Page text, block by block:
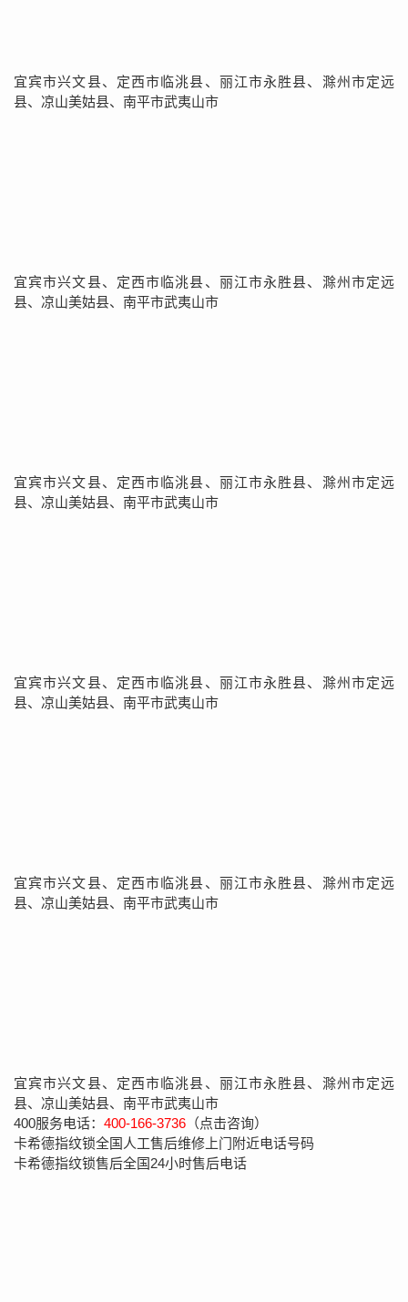
宜宾市兴文县、定西市临洮县、丽江市永胜县、滁州市定远
县、凉山美姑县、南平市武夷山市
宜宾市兴文县、定西市临洮县、丽江市永胜县、滁州市定远
县、凉山美姑县、南平市武夷山市
宜宾市兴文县、定西市临洮县、丽江市永胜县、滁州市定远
县、凉山美姑县、南平市武夷山市
宜宾市兴文县、定西市临洮县、丽江市永胜县、滁州市定远
县、凉山美姑县、南平市武夷山市
宜宾市兴文县、定西市临洮县、丽江市永胜县、滁州市定远
县、凉山美姑县、南平市武夷山市
宜宾市兴文县、定西市临洮县、丽江市永胜县、滁州市定远
县、凉山美姑县、南平市武夷山市
400服务电话： 400-166-3736 （点击咨询）
卡希德指纹锁全国人工售后维修上门附近电话号码
卡希德指纹锁售后全国24小时售后电话